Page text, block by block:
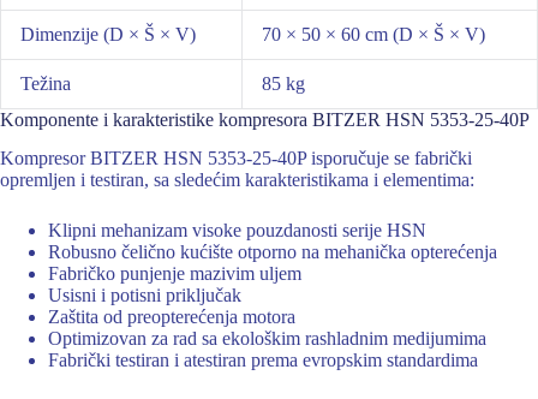
Dimenzije (D × Š × V) 70 × 50 × 60 cm (D × Š × V)
Težina
85 kg
Komponente i karakteristike kompresora BITZER HSN 5353-25-40P
Kompresor BITZER HSN 5353-25-40P isporučuje se fabrički
opremljen i testiran, sa sledećim karakteristikama i elementima:
Klipni mehanizam visoke pouzdanosti serije HSN
Robusno čelično kućište otporno na mehanička opterećenja
Fabričko punjenje mazivim uljem
Usisni i potisni priključak
Zaštita od preopterećenja motora
Optimizovan za rad sa ekološkim rashladnim medijumima
Fabrički testiran i atestiran prema evropskim standardima